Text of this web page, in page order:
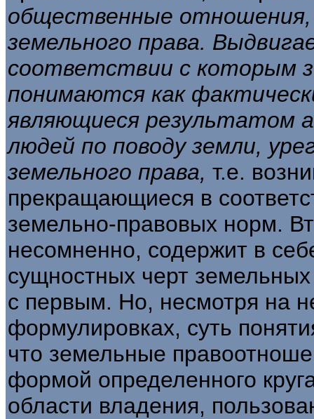
общественные отношения,
земельного права.
соответствии с которым
понимаются как
явля­ющиеся результатом
людей по поводу земли,
земельного права, т.е.
прекращающиеся в
земельно-правовых норм.
несомненно, содер­жит в
сущностных черт
с первым. Но, несмотря на
формулировках, суть
что земельные
формой опре­деленного
области владения,